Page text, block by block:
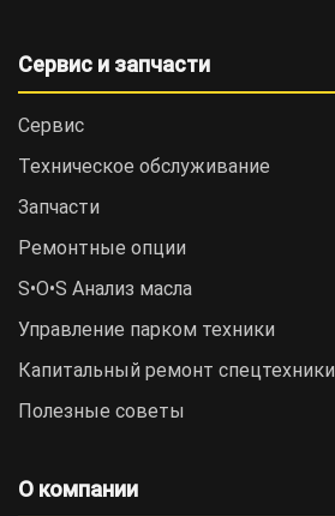
Сервис и запчасти
Сервис
Техническое обслуживание
Запчасти
Ремонтные опции
S•O•S Анализ масла
Управление парком техники
Капитальный ремонт спецтехники
Полезные советы
О компании